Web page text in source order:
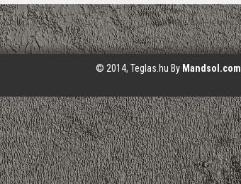
© 2014, Teglas.hu By Mandsol.com